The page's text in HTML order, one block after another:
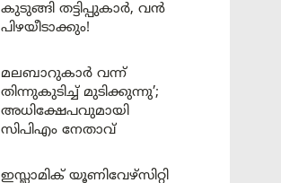
കുടുങ്ങി തട്ടിപ്പുകാർ, വൻ
പിഴയീടാക്കും!
മലബാറുകാർ വന്ന്
തിന്നുകുടിച്ച് മുടിക്കുന്നു’;
അധിക്ഷേപവുമായി
സിപിഎം നേതാവ്
ഇസ്ലാമിക് യൂണിവേഴ്സിറ്റി